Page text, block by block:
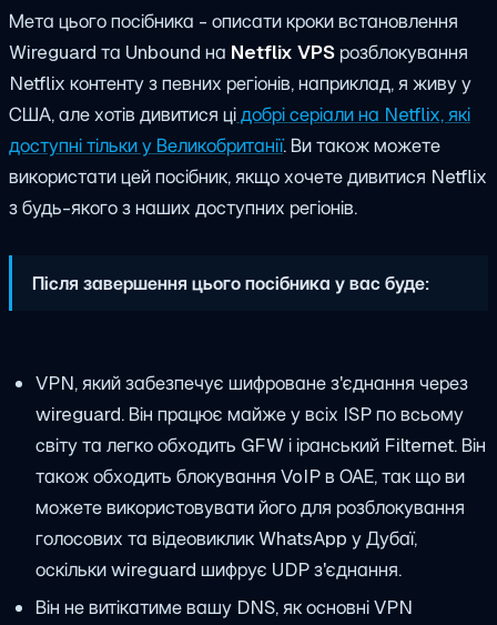
Мета цього посібника - описати кроки встановлення
Wireguard та Unbound на Netflix VPS розблокування
Netflix контенту з певних регіонів, наприклад, я живу у
США, але хотів дивитися цідобрі серіали на Netflix, які
доступні тільки у Великобританії. Ви також можете
використати цей посібник, якщо хочете дивитися Netflix
з будь-якого з наших доступних регіонів.
Після завершення цього посібника у вас буде:
VPN, який забезпечує шифроване з'єднання через
wireguard. Він працює майже у всіх ISP по всьому
світу та легко обходить GFW і іранський Filternet. Він
також обходить блокування VoIP в ОАЕ, так що ви
можете використовувати його для розблокування
голосових та відеовиклик WhatsApp у Дубаї,
оскільки wireguard шифрує UDP з'єднання.
Він не витікатиме вашу DNS, як основні VPN